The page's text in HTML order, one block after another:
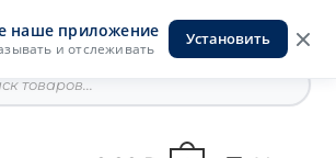
наше приложение
и отслеживать
Установить
на Горской